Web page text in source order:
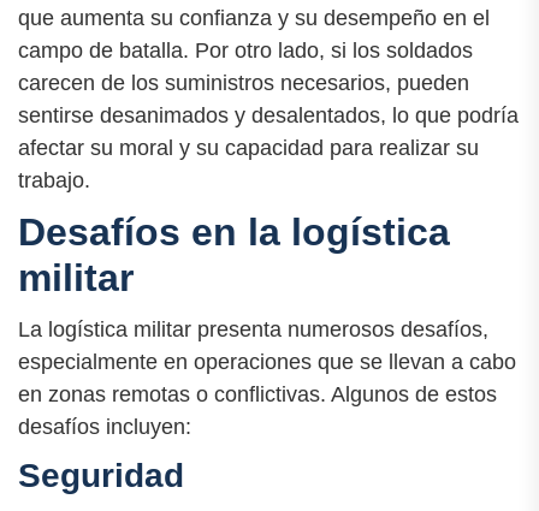
que aumenta su confianza y su desempeño en el
campo de batalla. Por otro lado, si los soldados
carecen de los suministros necesarios, pueden
sentirse desanimados y desalentados, lo que podría
afectar su moral y su capacidad para realizar su
trabajo.
Desafíos en la logística
militar
La logística militar presenta numerosos desafíos,
especialmente en operaciones que se llevan a cabo
en zonas remotas o conflictivas. Algunos de estos
desafíos incluyen:
Seguridad